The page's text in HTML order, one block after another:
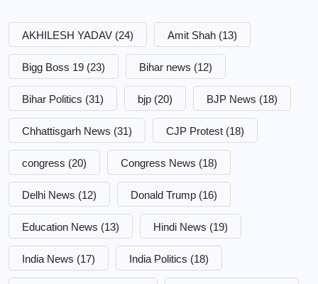
AKHILESH YADAV (24) Amit Shah (13)
Bigg Boss 19 (23) Bihar news (12)
Bihar Politics (31) bjp (20) BJP News (18)
Chhattisgarh News (31) CJP Protest (18)
congress (20) Congress News (18)
Delhi News (12) Donald Trump (16)
Education News (13) Hindi News (19)
India News (17) India Politics (18)